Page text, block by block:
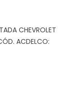
CHEVROLET
ACDELCO: